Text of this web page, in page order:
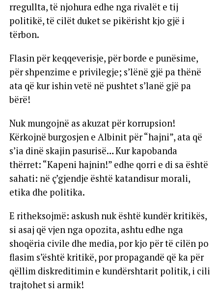
rregullta, të njohura edhe nga rivalët e tij
politikë, të cilët duket se pikërisht kjo gjë i
tërbon.
Flasin për keqqeverisje, për borde e punësime,
për shpenzime e privilegje; s’lënë gjë pa thënë
ata që kur ishin vetë në pushtet s’lanë gjë pa
bërë!
Nuk mungojnë as akuzat për korrupsion!
Kërkojnë burgosjen e Albinit për “hajni”, ata që
s’ia dinë skajin pasurisë… Kur kapobanda
thërret: “Kapeni hajnin!” edhe qorri e di sa është
sahati: në ç’gjendje është katandisur morali,
etika dhe politika.
E ritheksojmë: askush nuk është kundër kritikës,
si asaj që vjen nga opozita, ashtu edhe nga
shoqëria civile dhe media, por kjo për të cilën po
flasim s’është kritikë, por propagandë që ka për
qëllim diskreditimin e kundërshtarit politik, i cili
trajtohet si armik!